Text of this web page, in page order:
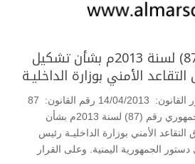
قرار جمهوري رقم (87) لسنة 2013م بشأن تشكيل
الأمني بوزارة الداخليـة
التصنيف: إداري تاريخ صدور القانون: 14/04/2013 رقم القانون: 87
سنة القانون: 2013 قرار جمهوري رقم (87) لسنة 2013م بشأن
الأمني بوزارة الداخليـة رئيس
الجمهورية اليمنية. وعلى القرار